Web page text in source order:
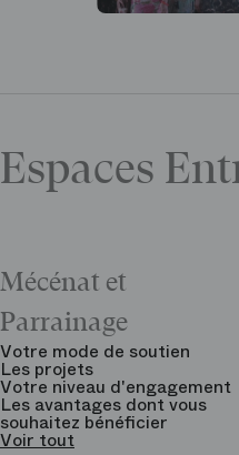
Espaces
Mécénat et
Parrainage
Votre mode de soutien
Les projets
Votre niveau d'engagement
Les avantages dont vous
souhaitez bénéficier
Voir tout